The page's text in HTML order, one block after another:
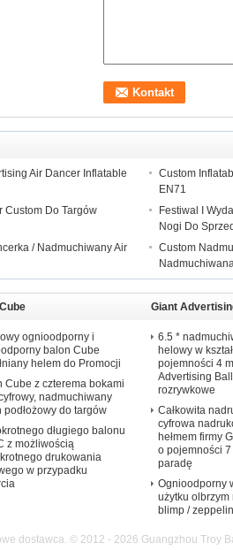
Air Dancer Inflatable
Custom
EN71
Custom Do Targów
Festiwal I
Nogi Do
/ Nadmuchiwany Air
Custom
ognioodporny i
balon Cube
helem do Promocji
Cube z czterema bokami
nadmuchiwany
podłożowy do targów
długiego balonu
z możliwością
drukowania
w przypadku
Giant
6.5 *
helowy w
pojemności 4
Advertising
rozrywkowe
Całkowita
cyfrowa
hełmem firmy
o pojemności
paradę
Ognioodporny
użytku olbrzym
blimp /
dostawca. © 2012 - 2026 Guangzhou Troy